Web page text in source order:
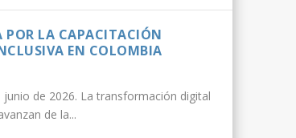
POR LA CAPACITACIÓN
EN COLOMBIA
junio de 2026. La transformación digital
de la...